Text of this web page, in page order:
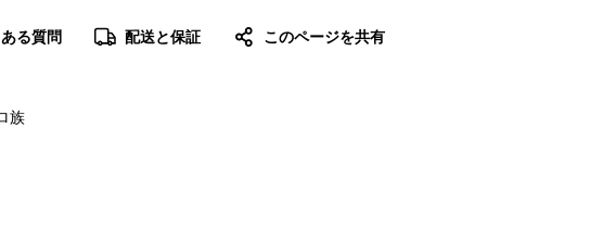
る質問 配送と保証 このページを共有
族